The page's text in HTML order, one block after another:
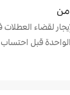
من
لقضاء
لليلة الواحدة قبل